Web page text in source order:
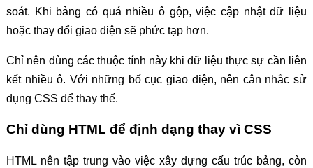
soát. Khi bảng có quá nhiều ô gộp, việc cập nhật dữ liệu
hoặc thay đổi giao diện sẽ phức tạp hơn.
Chỉ nên dùng các thuộc tính này khi dữ liệu thực sự cần liên
kết nhiều ô. Với những bố cục giao diện, nên cân nhắc sử
dụng CSS để thay thế.
Chỉ dùng HTML để định dạng thay vì CSS
HTML nên tập trung vào việc xây dựng cấu trúc bảng, còn